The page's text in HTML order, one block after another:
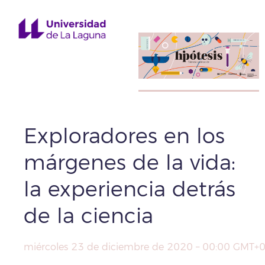
Exploradores en los
márgenes de la vida:
la experiencia detrás
de la ciencia
miércoles 23 de diciembre de 2020 – 00:00